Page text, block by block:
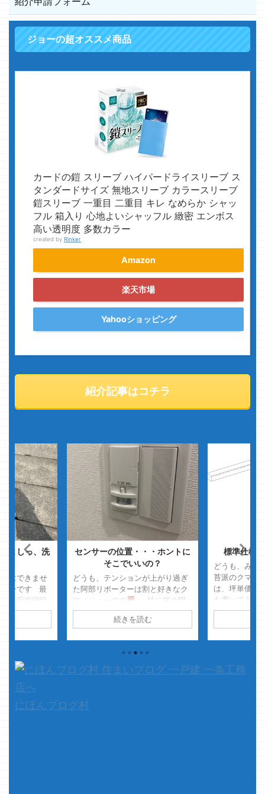
ジョーの超オススメ商品
カードの鎧 スリーブ ハイパードライスリーブ ス
タンダードサイズ 無地スリーブ カラースリーブ
鎧スリーブ 一重目 二重目 キレ なめらか シャッ
フル 箱入り 心地よいシャッフル 緻密 エンボス
高い透明度 多数カラー
created by Rinker
Amazon
楽天市場
Yahooショッピング
紹介記事はコチラ
よしっ、洗
はできませ
ョーです 最
、呪術廻戦
が 無量空処
思はあるよ
だけとしま
なぁクマノ
思っても暇つ
センサーの位置・・・ホントに
そこでいいの？
どうも、テンションが上がり過ぎ
た阿部リポーターは割と好きなク
マノジョーです
特に桜の開
花シーズンの阿部さんと加藤さん
（極楽とんぼ）の掛け合いが好き
白いと思うのはその時位で
す・・・
さて、本題です
続きを読む
標準仕様
どうも、みた
苔派のクマ
は、坪単価と
を書いてみ
回は標準仕様
部とかには
にほんブログ村